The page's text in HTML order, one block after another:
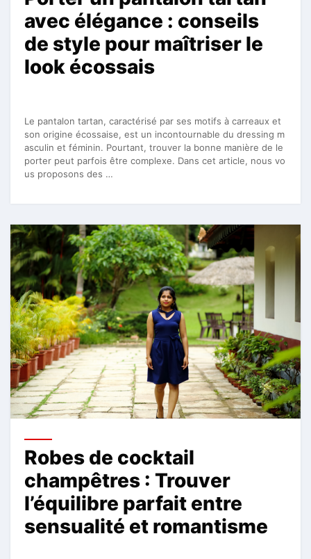
avec élégance : conseils
de style pour maîtriser le
look écossais
Le pantalon tartan, caractérisé par ses motifs à carreaux et
son origine écossaise, est un incontournable du dressing m
asculin et féminin. Pourtant, trouver la bonne manière de le
porter peut parfois être complexe. Dans cet article, nous vo
us proposons des …
Robes de cocktail
champêtres : Trouver
l’équilibre parfait entre
sensualité et romantisme